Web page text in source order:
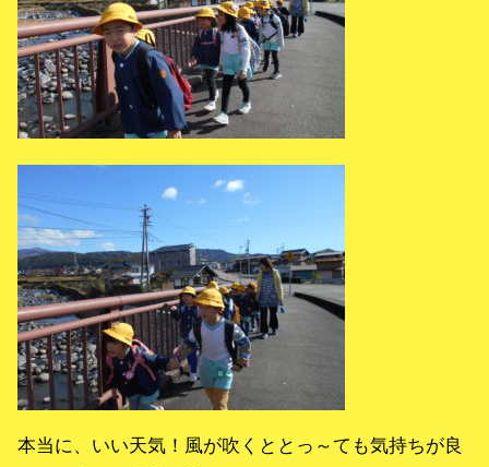
本当に、いい天気！風が吹くととっ～ても気持ちが良